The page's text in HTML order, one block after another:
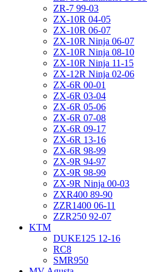
ZR-7 99-03
ZX-10R 04-05
ZX-10R 06-07
ZX-10R Ninja 06-07
ZX-10R Ninja 08-10
ZX-10R Ninja 11-15
ZX-12R Ninja 02-06
ZX-6R 00-01
ZX-6R 03-04
ZX-6R 05-06
ZX-6R 07-08
ZX-6R 09-17
ZX-6R 13-16
ZX-6R 98-99
ZX-9R 94-97
ZX-9R 98-99
ZX-9R Ninja 00-03
ZXR400 89-90
ZZR1400 06-11
ZZR250 92-07
KTM
DUKE125 12-16
RC8
SMR950